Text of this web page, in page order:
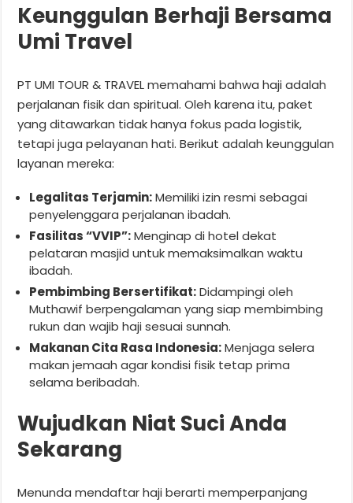
Keunggulan Berhaji Bersama
Umi Travel
PT UMI TOUR & TRAVEL memahami bahwa haji adalah
perjalanan fisik dan spiritual. Oleh karena itu, paket
yang ditawarkan tidak hanya fokus pada logistik,
tetapi juga pelayanan hati. Berikut adalah keunggulan
layanan mereka:
Legalitas Terjamin:Memiliki izin resmi sebagai
penyelenggara perjalanan ibadah.
Fasilitas “VVIP”:Menginap di hotel dekat
pelataran masjid untuk memaksimalkan waktu
ibadah.
Pembimbing Bersertifikat:Didampingi oleh
Muthawif berpengalaman yang siap membimbing
rukun dan wajib haji sesuai sunnah.
Makanan Cita Rasa Indonesia:Menjaga selera
makan jemaah agar kondisi fisik tetap prima
selama beribadah.
Wujudkan Niat Suci Anda
Sekarang
Menunda mendaftar haji berarti memperpanjang